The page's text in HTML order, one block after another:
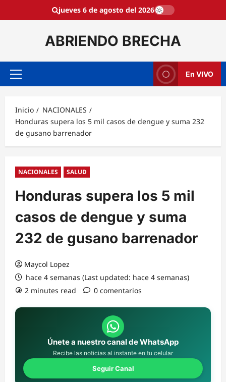
jueves 6 de agosto del 2026
ABRIENDO BRECHA
Menú
En VIVO
Inicio
NACIONALES
Honduras supera los 5 mil casos de dengue y suma 232
de gusano barrenador
NACIONALES SALUD
Honduras supera los 5 mil
casos de dengue y suma
232 de gusano barrenador
Maycol Lopez
hace 4 semanas (Last updated: hace 4 semanas)
2 minutes read
0 comentarios
Únete a nuestro canal de WhatsApp
Recibe las noticias al instante en tu celular
Seguir Canal